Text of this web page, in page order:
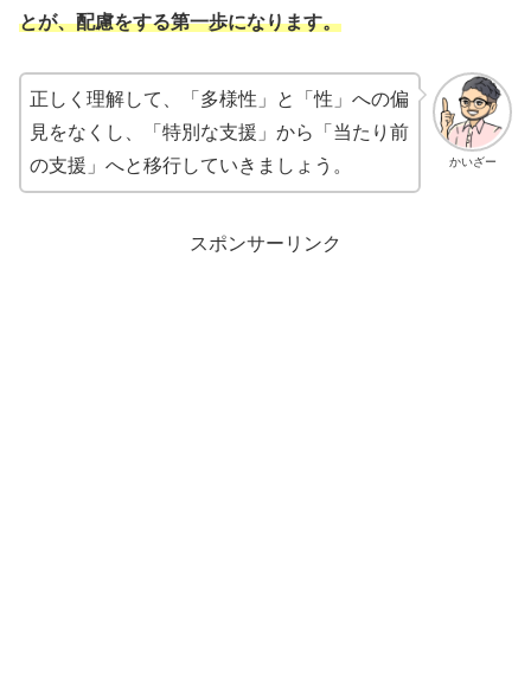
とが、配慮をする第一歩になります。
かいざー
正しく理解して、「多様性」と「性」への偏
見をなくし、「特別な支援」から「当たり前
の支援」へと移行していきましょう。
スポンサーリンク